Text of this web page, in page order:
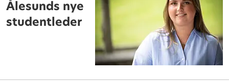
Ålesunds nye
studentleder